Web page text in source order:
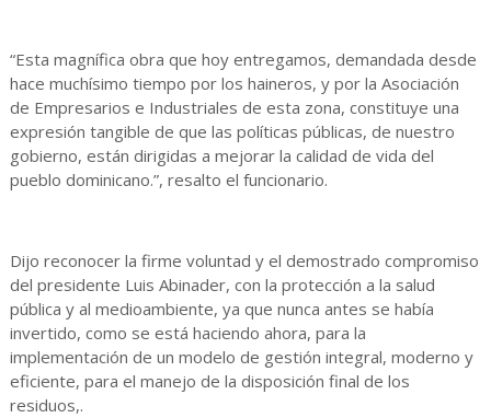
“Esta magnífica obra que hoy entregamos, demandada desde
hace muchísimo tiempo por los haineros, y por la Asociación
de Empresarios e Industriales de esta zona, constituye una
expresión tangible de que las políticas públicas, de nuestro
gobierno, están dirigidas a mejorar la calidad de vida del
pueblo dominicano.”, resalto el funcionario.
Dijo reconocer la firme voluntad y el demostrado compromiso
del presidente Luis Abinader, con la protección a la salud
pública y al medioambiente, ya que nunca antes se había
invertido, como se está haciendo ahora, para la
implementación de un modelo de gestión integral, moderno y
eficiente, para el manejo de la disposición final de los
residuos,.